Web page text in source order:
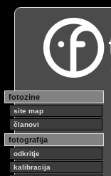
fotozine
site map
članovi
fotografija
odkritje
kalibracija